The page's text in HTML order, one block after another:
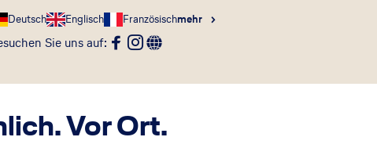
Deutsch
Englisch Französischmehr
Sie uns auf:
Vor Ort.